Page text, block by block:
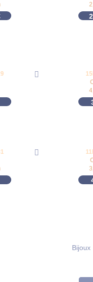
Bijoux